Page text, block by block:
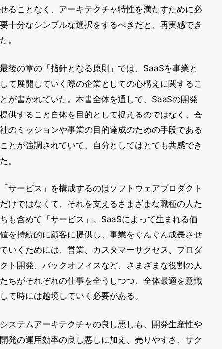
せることなく、アーキテクチャ特性を満たすために必
要十分なシンプルな選択をするべきだと、再実感でき
た。
最後の章の「指針となる原則」では、SaaSを事業と
して展開していく際の企業としての心構えに関するこ
とが書かれていた。本書全体を通して、SaaSの開発
提供すること自体を目的として捉えるのではなく、会
社のミッションや事業の目的達成のための手段である
ことが強調されていて、自分としてはとても共感でき
た。
「サービス」を構成するのはソフトウェアプロダクト
だけではなくて、それを支えるさまざまな職種の人た
ちも含めて「サービス」。SaaSによって生まれる価
値を持続的に顧客に提供し、事業をぐんぐん成長させ
ていくためには、営業、カスタマーサクセス、プロダ
クト開発、バックオフィスなど、さまざまな役割の人
たちがそれぞれの仕事を全うしつつ、全体最適を意識
して時には越境していく必要がある。
システムアーキテクチャの良し悪しも、開発生産性や
開発の運用効率の良し悪しに加え、売りやすさ、サク